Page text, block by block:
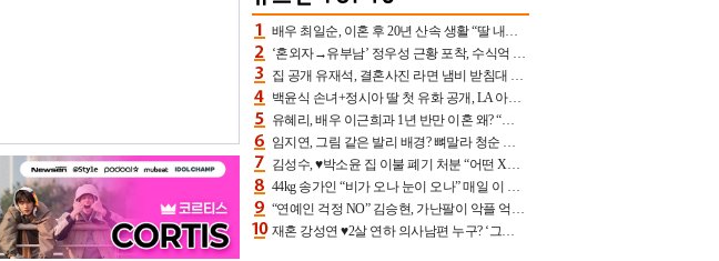
배우 최일순, 이혼 후 20년 산속 생활 “딸 내가 버렸다고 원망‥맘 아파”(특종)[어제TV]
‘혼외자→유부남’ 정우성 근황 포착, 수식억 해킹 피해 후배 만났다 “존경하는”
집 공개 유재석, 결혼사진 라면 냄비 받침대 되고 분노‥가족사진도 피해(놀뭐)[어제TV]
백윤식 손녀+정시아 딸 첫 유화 공개, LA 아트쇼→서울국제조각페스타 작가다운 수준급 실력
유혜리, 배우 이근희과 1년 반만 이혼 왜? “식칼 꽂고 의자 던져” 충격 폭로(특종)[어제TV]
임지연, 그림 같은 발리 배경? 뼈말라 청순 비키니 핏에 상대 안 되네
김성수, ♥박소윤 집 이불 폐기 처분 “어떤 X이랑 썼을지 몰라” 질투(신랑수업2)[어제TV]
44kg 송가인 “비가 오나 눈이 오나” 매일 이 운동, 허벅지 근육량 상승+체지방 감소
“연예인 걱정 NO” 김승현, 가난팔이 악플 억울할만‥아내+딸과 日 여행
재혼 강성연 ♥2살 연하 의사남편 누구? ‘그알’ 자문의에 훈남 비주얼 초엘리트 스펙 [종합]